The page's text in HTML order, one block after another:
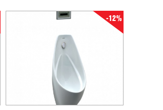
-12%